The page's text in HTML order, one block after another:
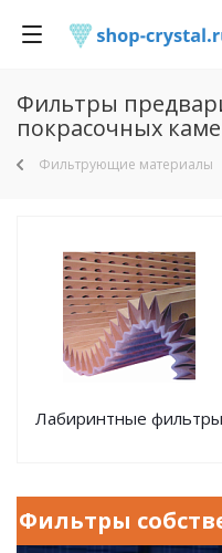
Фильтры
покрасочных
Фильтрующие материалы
Лабиринтные фильтры
Фильтры